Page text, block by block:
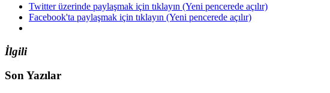
Twitter üzerinde paylaşmak için tıklayın (Yeni pencerede açılır)
Facebook'ta paylaşmak için tıklayın (Yeni pencerede açılır)
İlgili
Son Yazılar